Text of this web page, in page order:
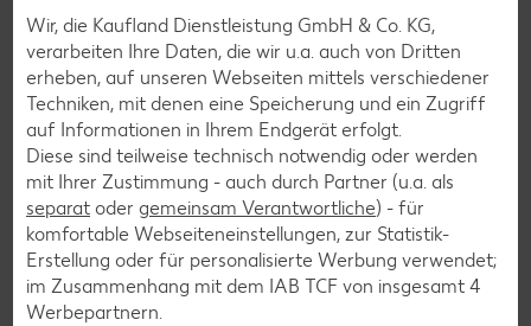
Muffin-Rezepte
Apfelkuchen-Rezepte
Schokokuchen-Rezepte
Torten-Rezepte
Eis-Rezepte
Pfannkuchen-Rezepte
Plätzchen-Rezepte
Wir, die Kaufland Dienstleistung GmbH & Co. KG,
verarbeiten Ihre Daten, die wir u.a. auch von Dritten
erheben, auf unseren Webseiten mittels verschiedener
Techniken, mit denen eine Speicherung und ein Zugriff
auf Informationen in Ihrem Endgerät erfolgt.
Diese sind teilweise technisch notwendig oder werden
mit Ihrer Zustimmung - auch durch Partner (u.a. als
separat oder gemeinsam Verantwortliche) - für
komfortable Webseiteneinstellungen, zur Statistik-
Erstellung oder für personalisierte Werbung verwendet;
im Zusammenhang mit dem IAB TCF von insgesamt 4
Werbepartnern.